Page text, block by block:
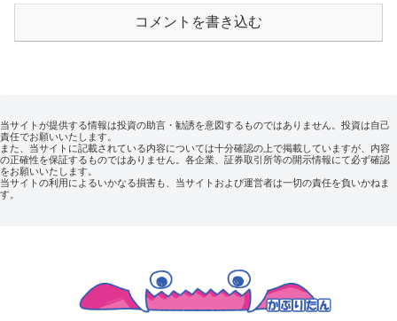
コメントを書き込む
当サイトが提供する情報は投資の助言・勧誘を意図するものではありません。投資は自己
責任でお願いいたします。
また、当サイトに記載されている内容については十分確認の上で掲載していますが、内容
の正確性を保証するものではありません。各企業、証券取引所等の開示情報にて必ず確認
をお願いいたします。
当サイトの利用によるいかなる損害も、当サイトおよび運営者は一切の責任を負いかねま
す。